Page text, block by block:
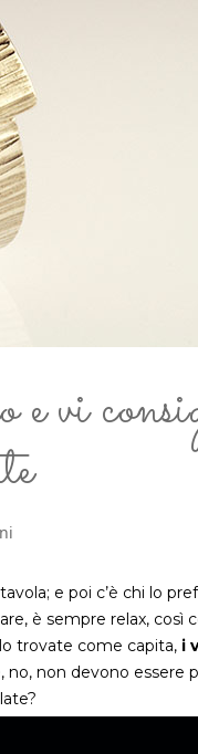
vi
e poi c’è chi lo
è sempre relax, così
trovate come capita, i
no, non devono essere